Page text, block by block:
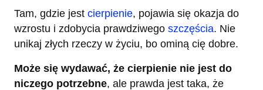
Tam, gdzie jest cierpienie, pojawia się okazja do
wzrostu i zdobycia prawdziwego szczęścia. Nie
unikaj złych rzeczy w życiu, bo ominą cię dobre.
Może się wydawać, że cierpienie nie jest do
niczego potrzebne, ale prawda jest taka, że